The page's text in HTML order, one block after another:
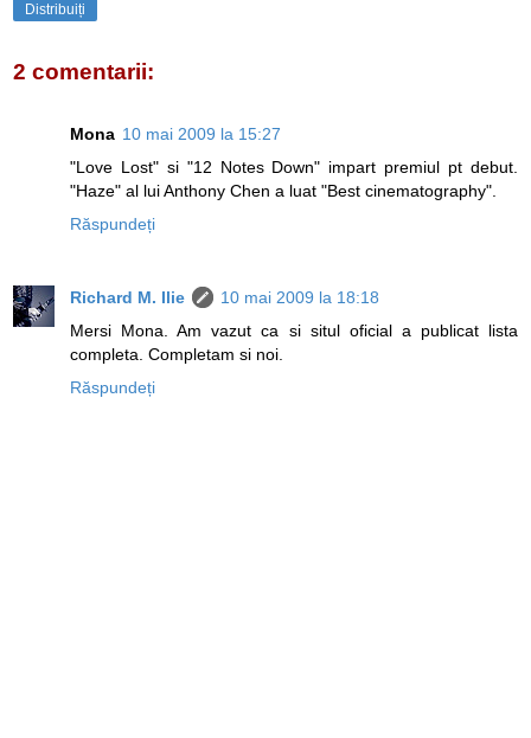
Distribuiți
2 comentarii:
Mona 10 mai 2009 la 15:27
"Love Lost" si "12 Notes Down" impart premiul pt debut.
"Haze" al lui Anthony Chen a luat "Best cinematography".
Răspundeți
Richard M. Ilie
10 mai 2009 la 18:18
Mersi Mona. Am vazut ca si situl oficial a publicat lista
completa. Completam si noi.
Răspundeți